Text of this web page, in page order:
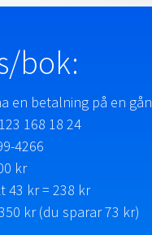
bok:
en betalning på en
168 18 24
4266
kr
43 kr = 238 kr
kr (du sparar 73 kr)